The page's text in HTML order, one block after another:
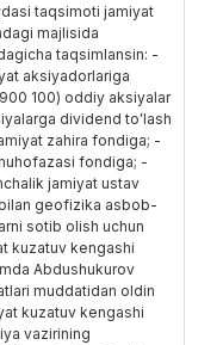
taqsimoti jamiyat
majlisida
taqsimlansin: -
aksiyadorlariga
100) oddiy aksiyalar
dividend toʻlash
zahira fondiga; -
fondiga; -
jamiyat ustav
geofizika asbob-
sotib olish uchun
kuzatuv kengashi
Abdushukurov
muddatidan oldin
kuzatuv kengashi
vazirining